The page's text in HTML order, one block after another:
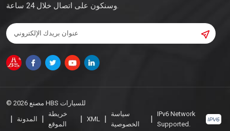
وسنكون على اتصال خلال 24 ساعة.
© 2026 مصنع HBS للسيارات
المدونة
خريطة
الموقع
XML
سياسة
الخصوصية
IPv6 Network
Supported.